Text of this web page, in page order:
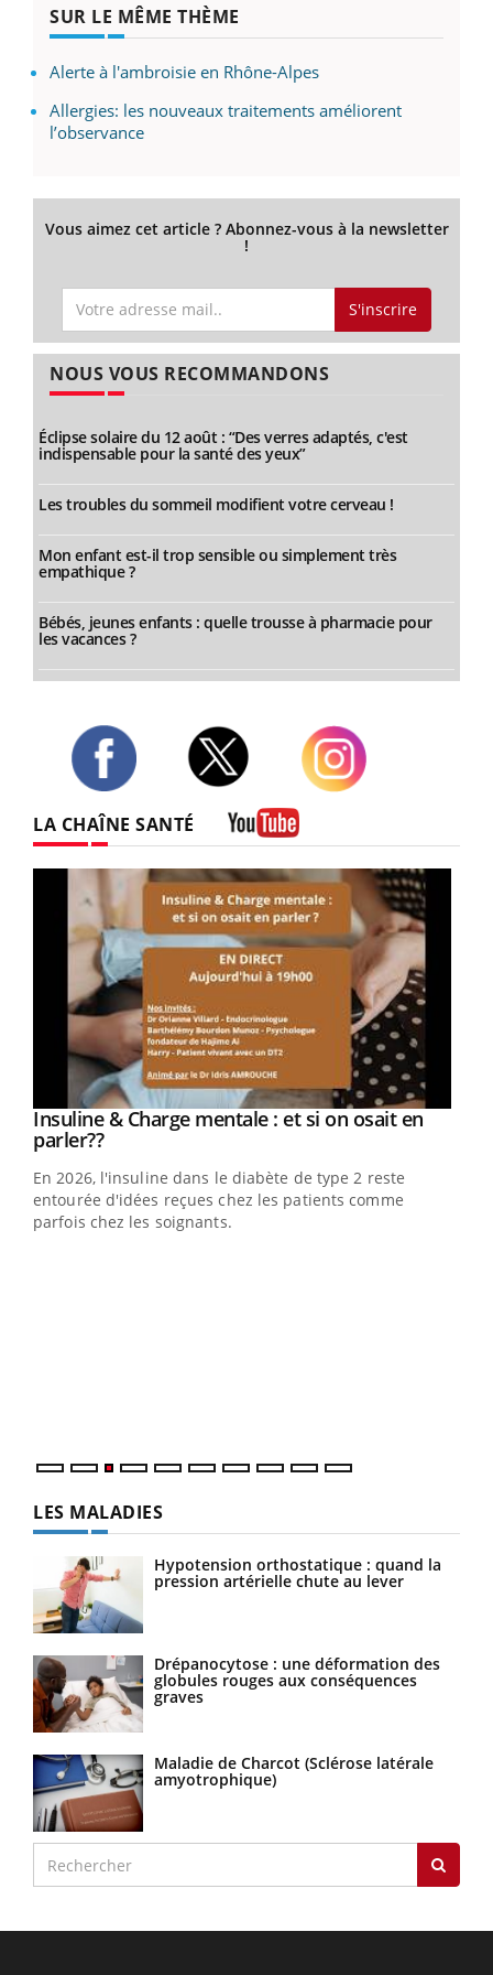
SUR LE MÊME THÈME
Alerte à l'ambroisie en Rhône-Alpes
Allergies: les nouveaux traitements améliorent
l’observance
Vous aimez cet article ? Abonnez-vous à la newsletter
!
S'inscrire
NOUS VOUS RECOMMANDONS
Éclipse solaire du 12 août : “Des verres adaptés, c'est
indispensable pour la santé des yeux”
Les troubles du sommeil modifient votre cerveau !
Mon enfant est-il trop sensible ou simplement très
empathique ?
Bébés, jeunes enfants : quelle trousse à pharmacie pour
les vacances ?
LA CHAÎNE SANTÉ
Youtube
Insuline & Charge mentale : et si on osait en
parler??Youtube
En 2026, l'insuline dans le diabète de type 2 reste
entourée d'idées reçues chez les patients comme
parfois chez les soignants.
LES MALADIES
Hypotension orthostatique : quand la
pression artérielle chute au lever
Drépanocytose : une déformation des
globules rouges aux conséquences
graves
Maladie de Charcot (Sclérose latérale
amyotrophique)